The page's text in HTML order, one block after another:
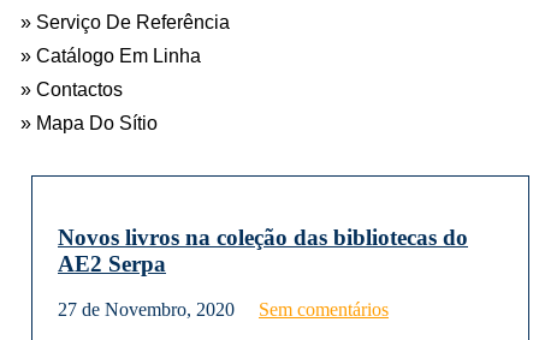
Serviço De Referência
Catálogo Em Linha
Contactos
Mapa Do Sítio
Novos livros na coleção das bibliotecas do
AE2 Serpa
27 de Novembro, 2020 Sem comentários